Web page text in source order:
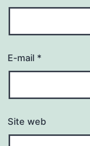
E-mail *
Site web